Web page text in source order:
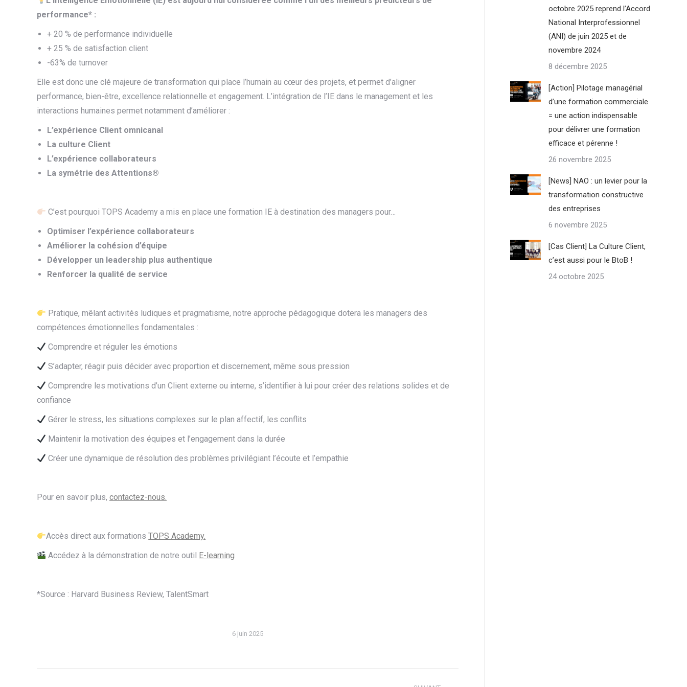
performance* :
+ 20 % de performance individuelle
+ 25 % de satisfaction client
-63% de turnover
Elle est donc une clé majeure de transformation qui place l’humain au cœur des projets, et permet d’aligner
performance, bien-être, excellence relationnelle et engagement. L’intégration de l’IE dans le management et les
interactions humaines permet notamment d’améliorer :
L’expérience Client omnicanal
La culture Client
L’expérience collaborateurs
La symétrie des Attentions®
C’est pourquoi TOPS Academy a mis en place une formation IE à destination des managers pour…
Optimiser l’expérience collaborateurs
Améliorer la cohésion d’équipe
Développer un leadership plus authentique
Renforcer la qualité de service
Pratique, mêlant activités ludiques et pragmatisme, notre approche pédagogique dotera les managers des
compétences émotionnelles fondamentales :
Comprendre et réguler les émotions
S’adapter, réagir puis décider avec proportion et discernement, même sous pression
Comprendre les motivations d’un Client externe ou interne, s’identifier à lui pour créer des relations solides et de
confiance
Gérer le stress, les situations complexes sur le plan affectif, les conflits
Maintenir la motivation des équipes et l’engagement dans la durée
Créer une dynamique de résolution des problèmes privilégiant l’écoute et l’empathie
Pour en savoir plus, contactez-nous.
Accès direct aux formationsTOPS Academy.
Accédez à la démonstration de notre outil E-learning
*Source : Harvard Business Review, TalentSmart
6 juin 2025
octobre 2025 reprend l’Accord
National Interprofessionnel
(ANI) de juin 2025 et de
novembre 2024
8 décembre 2025
[Action] Pilotage managérial
d’une formation commerciale
= une action indispensable
pour délivrer une formation
efficace et pérenne !
26 novembre 2025
[News] NAO : un levier pour la
transformation constructive
des entreprises
6 novembre 2025
[Cas Client] La Culture Client,
c’est aussi pour le BtoB !
24 octobre 2025